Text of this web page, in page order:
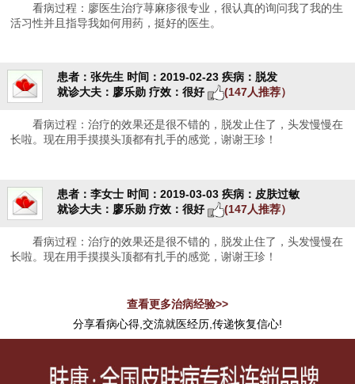
看病过程：廖医生治疗荨麻疹很专业，很认真的询问我了我的生
活习性并且指导我如何用药，挺好的医生。
患者：张先生 时间：2019-02-23 疾病：脱发
就诊大夫：廖乐勋 疗效：很好 (147人推荐）
看病过程：治疗的效果还是很不错的，脱发止住了，头发慢慢在
长啦。现在用手摸摸头顶都有扎手的感觉，谢谢王珍！
患者：李女士 时间：2019-03-03 疾病：皮肤过敏
就诊大夫：廖乐勋 疗效：很好 (147人推荐）
看病过程：治疗的效果还是很不错的，脱发止住了，头发慢慢在
长啦。现在用手摸摸头顶都有扎手的感觉，谢谢王珍！
查看更多治病经验>>
分享看病心得,交流就医经历,传递恢复信心!